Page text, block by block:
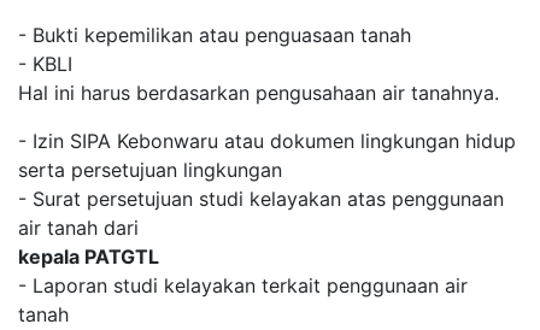
- Bukti kepemilikan atau penguasaan tanah
- KBLI
Hal ini harus berdasarkan pengusahaan air tanahnya.
- Izin SIPA Kebonwaru atau dokumen lingkungan hidup
serta persetujuan lingkungan
- Surat persetujuan studi kelayakan atas penggunaan
air tanah dari
kepala PATGTL
- Laporan studi kelayakan terkait penggunaan air
tanah